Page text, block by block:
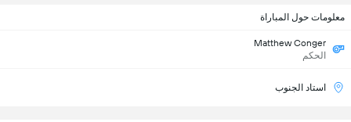
معلومات حول المباراة
Matthew Conger
الحكم
استاد الجنوب